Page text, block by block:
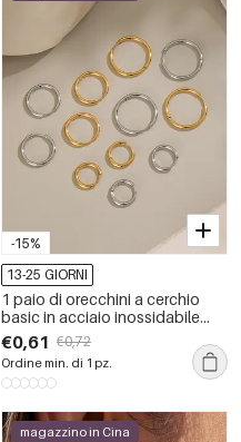
-15%
13-25 GIORNI
1 paio di orecchini a cerchio
basic in acciaio inossidabile
color oro impermeabili
€0,61 €0,72
Ordine min. di 1 pz.
magazzino in Cina